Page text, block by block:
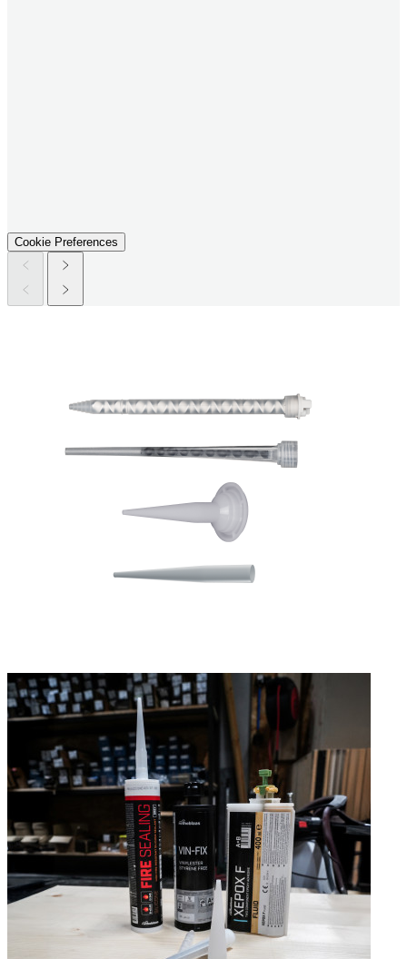
Cookie Preferences